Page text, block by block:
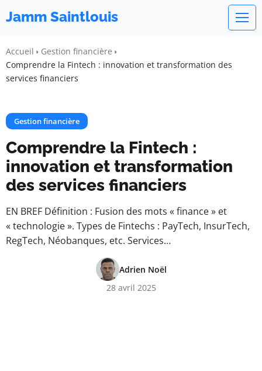
Jamm Saintlouis
Accueil
Gestion financière
Comprendre la Fintech : innovation et transformation des
services financiers
Gestion financière
Comprendre la Fintech :
innovation et transformation
des services financiers
EN BREF Définition : Fusion des mots « finance » et
« technologie ». Types de Fintechs : PayTech, InsurTech,
RegTech, Néobanques, etc. Services…
Adrien Noël
28 avril 2025